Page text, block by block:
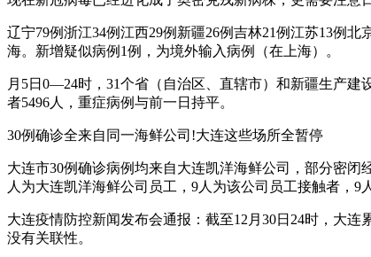
辽宁79例浙江34例江西29例新疆26例吉林21例江苏13例
海。新增疑似病例1例，为境外输入病例（在上海）。
月5日0—24时，31个省（自治区、直辖市）和新疆生产建
者5496人，重症病例与前一日持平。
30例确诊全来自同一海鲜公司!大连这些场所全暂停
大连市30例确诊病例均来自大连凯洋海鲜公司，部分密
人为大连凯洋海鲜公司员工，9人为该公司员工接触者，9
大连疫情防控新闻发布会通报：截至12月30日24时，大
没有关联性。